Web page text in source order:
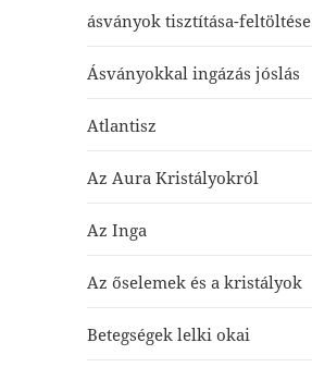
ásványok tisztítása-feltöltése
Ásványokkal ingázás jóslás
Atlantisz
Az Aura Kristályokról
Az Inga
Az őselemek és a kristályok
Betegségek lelki okai